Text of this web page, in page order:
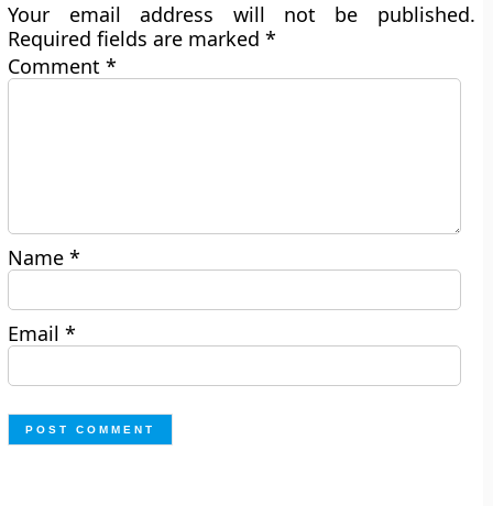
Your email address will not be published.
Required fields are marked*
Comment*
Name*
Email*